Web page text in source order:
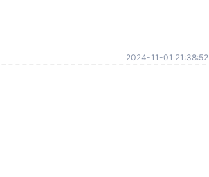
2024-11-01 21:38:52